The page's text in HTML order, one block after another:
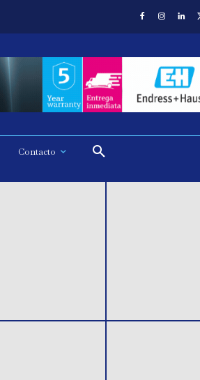
Contacto